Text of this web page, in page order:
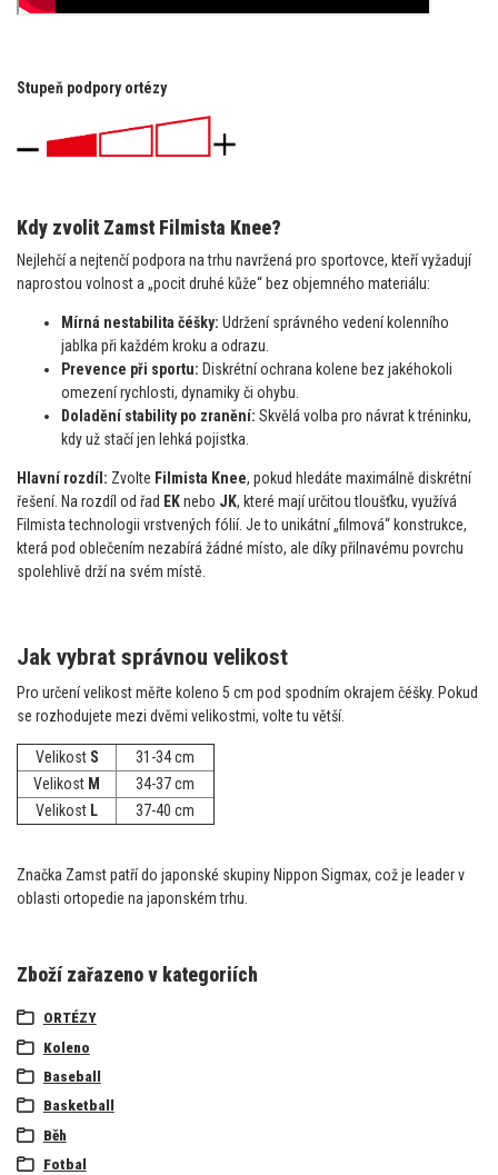
Stupeň podpory ortézy
Kdy zvolit Zamst Filmista Knee?
Nejlehčí a nejtenčí podpora na trhu navržená pro sportovce, kteří vyžadují
naprostou volnost a „pocit druhé kůže“ bez objemného materiálu:
Mírná nestabilita čéšky: Udržení správného vedení kolenního
jablka při každém kroku a odrazu.
Prevence při sportu: Diskrétní ochrana kolene bez jakéhokoli
omezení rychlosti, dynamiky či ohybu.
Doladění stability po zranění: Skvělá volba pro návrat k tréninku,
kdy už stačí jen lehká pojistka.
Hlavní rozdíl: Zvolte Filmista Knee, pokud hledáte maximálně diskrétní
řešení. Na rozdíl od řad EKnebo JK, které mají určitou tloušťku, využívá
Filmista technologii vrstvených fólií. Je to unikátní „filmová“ konstrukce,
která pod oblečením nezabírá žádné místo, ale díky přilnavému povrchu
spolehlivě drží na svém místě.
Jak vybrat správnou velikost
Pro určení velikost měřte koleno 5 cm pod spodním okrajem čéšky. Pokud
se rozhodujete mezi dvěmi velikostmi, volte tu větší.
VelikostS
31-34 cm
Velikost M
34-37 cm
Velikost L 37-40 cm
Značka Zamst patří do japonské skupiny Nippon Sigmax, což je leader v
oblasti ortopedie na japonském trhu.
Zboží zařazeno v kategoriích
ORTÉZY
Koleno
Baseball
Basketball
Běh
Fotbal